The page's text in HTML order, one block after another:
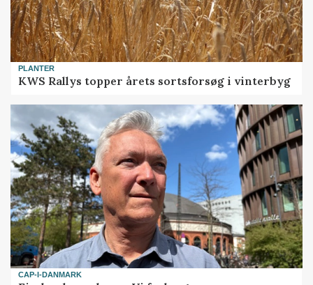
PLANTER
KWS Rallys topper årets sortsforsøg i vinterbyg
CAP-I-DANMARK